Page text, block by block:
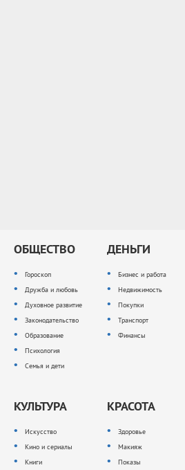
ОБЩЕСТВО
Гороскоп
Дружба и любовь
Духовное развитие
Законодательство
Образование
Психология
Семья и дети
ДЕНЬГИ
Бизнес и работа
Недвижимость
Покупки
Транспорт
Финансы
КУЛЬТУРА
Искусство
Кино и сериалы
Книги
КРАСОТА
Здоровье
Макияж
Показы